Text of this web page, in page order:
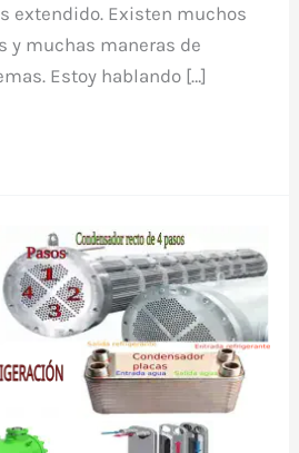
extendido. Existen muchos
y muchas maneras de
Estoy hablando […]